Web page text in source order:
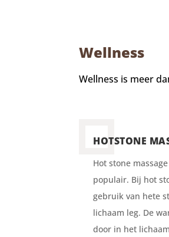
Wellness
Wellness is meer
HOTSTONE
Hot stone
populair. Bij hot
gebruik van hete
lichaam leg. De
door in het